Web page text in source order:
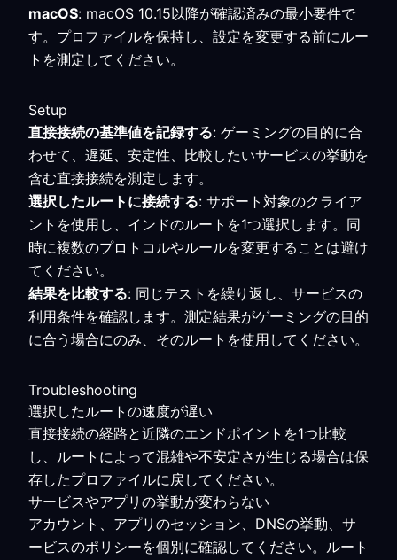
macOS: macOS 10.15以降が確認済みの最小要件で
す。プロファイルを保持し、設定を変更する前にルー
トを測定してください。
Setup
直接接続の基準値を記録する: ゲーミングの目的に合
わせて、遅延、安定性、比較したいサービスの挙動を
含む直接接続を測定します。
選択したルートに接続する: サポート対象のクライア
ントを使用し、インドのルートを1つ選択します。同
時に複数のプロトコルやルールを変更することは避け
てください。
結果を比較する: 同じテストを繰り返し、サービスの
利用条件を確認します。測定結果がゲーミングの目的
に合う場合にのみ、そのルートを使用してください。
Troubleshooting
選択したルートの速度が遅い
直接接続の経路と近隣のエンドポイントを1つ比較
し、ルートによって混雑や不安定さが生じる場合は保
存したプロファイルに戻してください。
サービスやアプリの挙動が変わらない
アカウント、アプリのセッション、DNSの挙動、サ
ービスのポリシーを個別に確認してください。ルート